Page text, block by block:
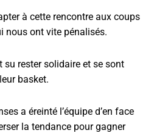
à cette rencontre aux coups
nous ont vite pénalisés.
su rester solidaire et se sont
basket.
a éreinté l’équipe d’en face
la tendance pour gagner